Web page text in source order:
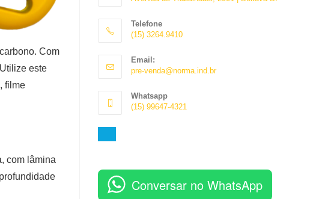
Com
este
filme
com lâmina
Telefone
(15) 3264.9410
em
seu
Email:
pre-venda@norma.ind.brAbre
Whatsapp
(15) 99647-4321
aplicativo
Conversar no WhatsApp